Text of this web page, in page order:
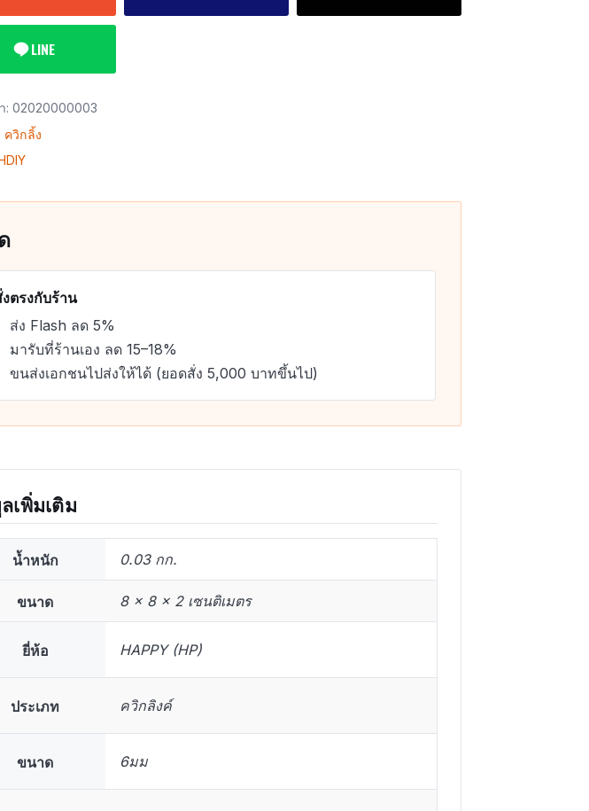
LINE
: 02020000003
ควิกลิ้ง
ตรงกับร้าน
ส่ง Flash ลด 5%
มารับที่ร้านเอง ลด 15–18%
ขนส่งเอกชนไปส่งให้ได้ (ยอดสั่ง 5,000 บาทขึ้นไป)
เพิ่มเติม
น้ำหนัก 0.03 กก.
ขนาด 8 × 8 × 2 เซนติเมตร
ยี่ห้อ HAPPY (HP)
ประเภท ควิกลิงค์
ขนาด 6มม